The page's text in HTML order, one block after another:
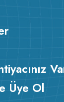
Üye Ol